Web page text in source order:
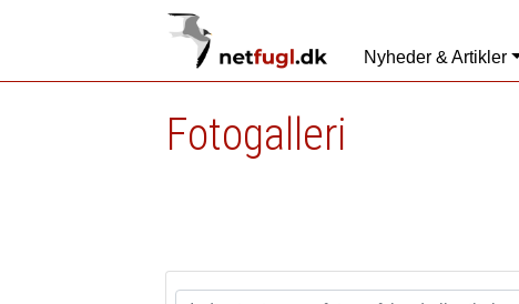
Nyheder & Artikler
Fotogalleri